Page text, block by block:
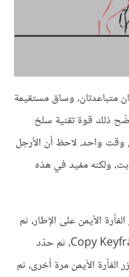
متباعدتان، وساق مستقيمة
ذلك قوة تقنية سلخ
وقت واحد. لاحظ أن الأرجل
ولكنه مفيد في هذه
الأيمن على الإطار، ثم
تحديد خيار نسخ الإطارات الرئيسية Copy Keyframes، ثم حدّد
الأيمن مرة أخرى، ثم